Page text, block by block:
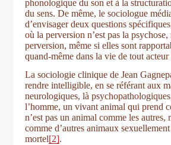
phonologique du son et à la
du sens. De même, le sociologue
d’envisager deux questions
où la perversion n’est pas la
perversion, même si elles sont
quand-même dans la vie de tout acteur
La sociologie clinique de Jean
rendre intelligible, en se référant aux
neurologiques, là
l’homme, un vivant animal qui prend
n’est pas un animal comme les autres,
comme d’autres animaux
mortel[2].